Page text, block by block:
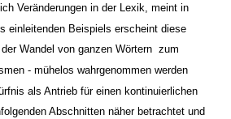
Veränderungen in der Lexik, meint in
einleitenden Beispiels erscheint diese
Wandel von ganzen Wörtern ­ zum
- mühelos wahrgenommen werden
als Antrieb für einen kontinuierlichen
Abschnitten näher betrachtet und